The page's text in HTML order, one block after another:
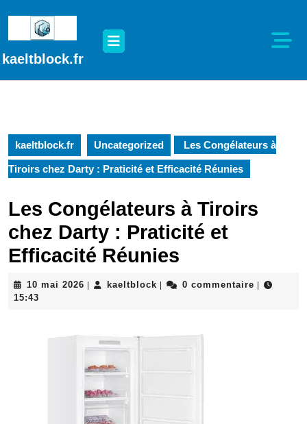
contenu
kaeltblock.fr
Open
Button
kaeltblock.fr Uncategorized Les Congélateurs à
Tiroirs chez Darty : Praticité et Efficacité Réunies
Les Congélateurs à Tiroirs
chez Darty : Praticité et
Efficacité Réunies
10 mai 2026 10
kaeltblock kaeltblock0 commentaire
15:43